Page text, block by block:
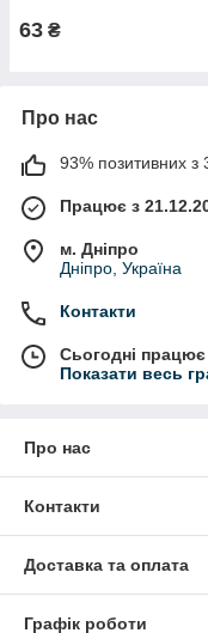
63 ₴
Про нас
93% позитивних з
Працює з
м. Дніпро
Дніпро, Україна
Контакти
Сьогодні
Показати весь
Про нас
Контакти
Доставка та оплата
Графік роботи